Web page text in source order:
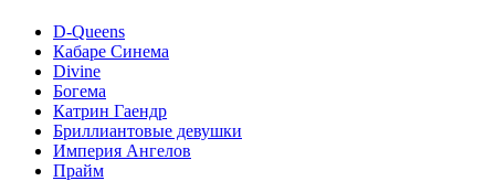
D-Queens
Кабаре Синема
Divine
Богема
Катрин Гаендр
Бриллиантовые девушки
Империя Ангелов
Прайм